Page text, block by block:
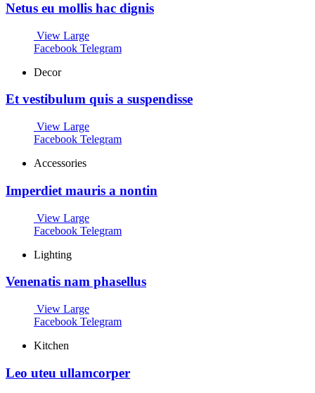
Netus eu mollis hac dignis
View Large
Facebook Telegram
Decor
Et vestibulum quis a suspendisse
View Large
Facebook Telegram
Accessories
Imperdiet mauris a nontin
View Large
Facebook Telegram
Lighting
Venenatis nam phasellus
View Large
Facebook Telegram
Kitchen
Leo uteu ullamcorper